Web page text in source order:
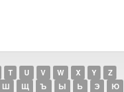
T U V W X Y
Z
Ш Щ Ъ Ы Ь Э Ю